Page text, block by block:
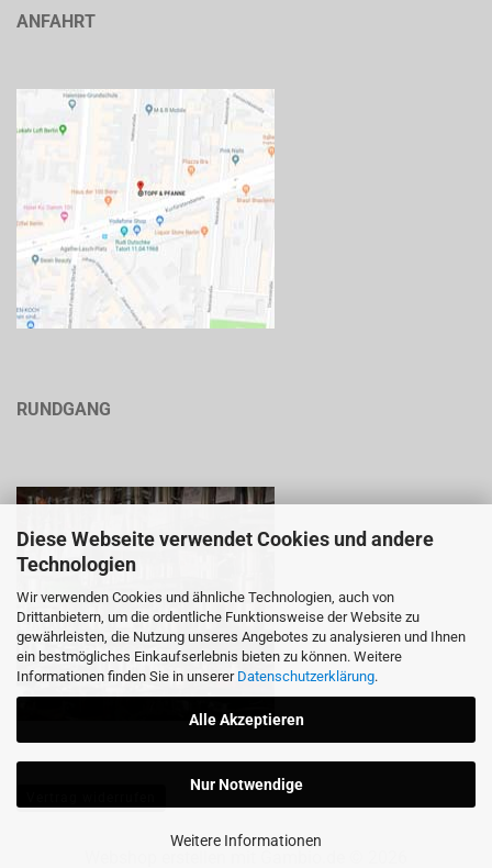
Diese Webseite verwendet Cookies und andere
Technologien
Wir verwenden Cookies und ähnliche Technologien, auch von
Drittanbietern, um die ordentliche Funktionsweise der Website zu
gewährleisten, die Nutzung unseres Angebotes zu analysieren und Ihnen
ein bestmögliches Einkaufserlebnis bieten zu können. Weitere
Informationen finden Sie in unserer Datenschutzerklärung.
Alle Akzeptieren
Nur Notwendige
Weitere Informationen
ANFAHRT
RUNDGANG